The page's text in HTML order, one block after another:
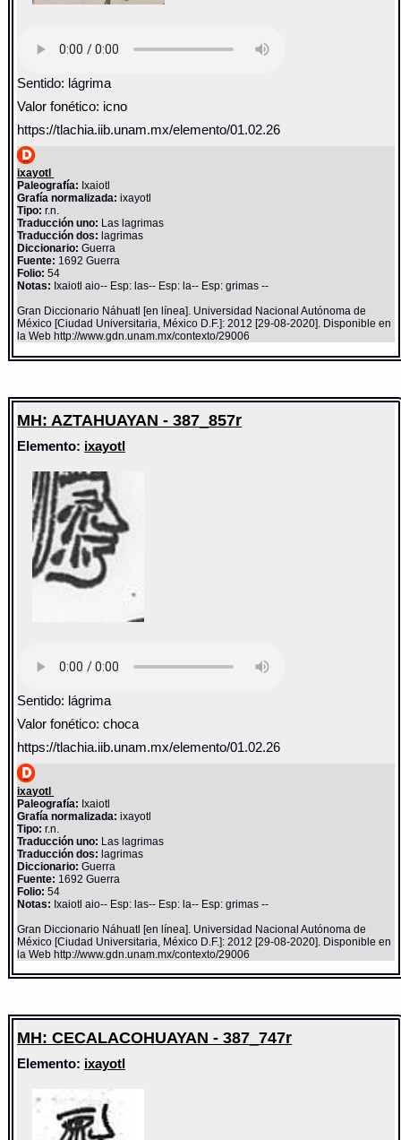
Sentido: lágrima
Valor fonético: icno
https://tlachia.iib.unam.mx/elemento/01.02.26
ixayotl
Paleografía: Ixaiotl
Grafía normalizada: ixayotl
Tipo: r.n.
Traducción uno: Las lagrimas
Traducción dos: lagrimas
Diccionario:Guerra
Fuente: 1692 Guerra
Folio: 54
Notas: Ixaiotl aio-- Esp: las-- Esp: la-- Esp: grimas --
Gran Diccionario Náhuatl [en línea]. Universidad Nacional Autónoma de
México [Ciudad Universitaria, México D.F.]: 2012 [29-08-2020]. Disponible en
la Web http://www.gdn.unam.mx/contexto/29006
MH: AZTAHUAYAN - 387_857r
Elemento: ixayotl
Sentido: lágrima
Valor fonético: choca
https://tlachia.iib.unam.mx/elemento/01.02.26
ixayotl
Paleografía: Ixaiotl
Grafía normalizada: ixayotl
Tipo: r.n.
Traducción uno: Las lagrimas
Traducción dos: lagrimas
Diccionario:Guerra
Fuente: 1692 Guerra
Folio: 54
Notas: Ixaiotl aio-- Esp: las-- Esp: la-- Esp: grimas --
Gran Diccionario Náhuatl [en línea]. Universidad Nacional Autónoma de
México [Ciudad Universitaria, México D.F.]: 2012 [29-08-2020]. Disponible en
la Web http://www.gdn.unam.mx/contexto/29006
MH: CECALACOHUAYAN - 387_747r
Elemento: ixayotl